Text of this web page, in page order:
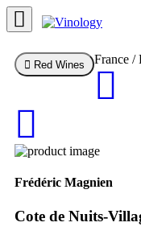
Toggle
navigation
Red Wines France /
Frédéric Magnien
Cote de Nuits-